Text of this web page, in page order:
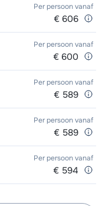
van week
afhankelijk
van week
afhankelijk
van week
afhankelijk
van week
afhankelijk
van week
Per persoonvanaf
€ 606
Per persoonvanaf
€ 600
Per persoonvanaf
€ 589
Per persoonvanaf
€ 589
Per persoonvanaf
€ 594